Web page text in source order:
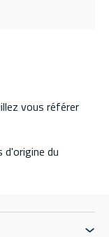
vous référer
d'origine du